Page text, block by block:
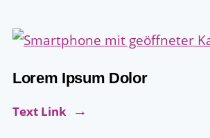
Lorem Ipsum Dolor
Text Link